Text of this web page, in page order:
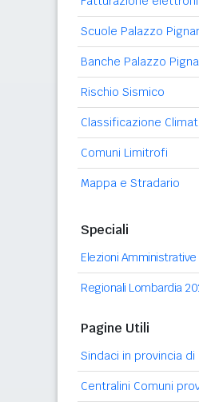
Scuole Palazzo
Banche Palazzo
Rischio Sismico
Classificazione
Comuni Limitrofi
Mappa e Stradario
Speciali
Elezioni
Regionali Lombardia
Pagine Utili
Sindaci in provincia di
Centralini Comuni